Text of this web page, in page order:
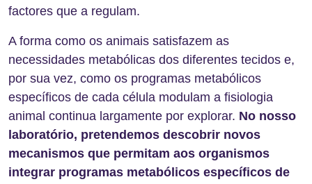
factores que a regulam.
A forma como os animais satisfazem as
necessidades metabólicas dos diferentes tecidos e,
por sua vez, como os programas metabólicos
específicos de cada célula modulam a fisiologia
animal continua largamente por explorar. No nosso
laboratório, pretendemos descobrir novos
mecanismos que permitam aos organismos
integrar programas metabólicos específicos de